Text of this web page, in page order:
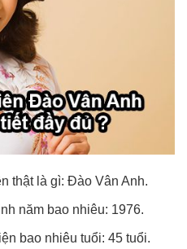
thật là gì: Đào Vân Anh.
năm bao nhiêu: 1976.
bao nhiêu tuổi: 45 tuổi.